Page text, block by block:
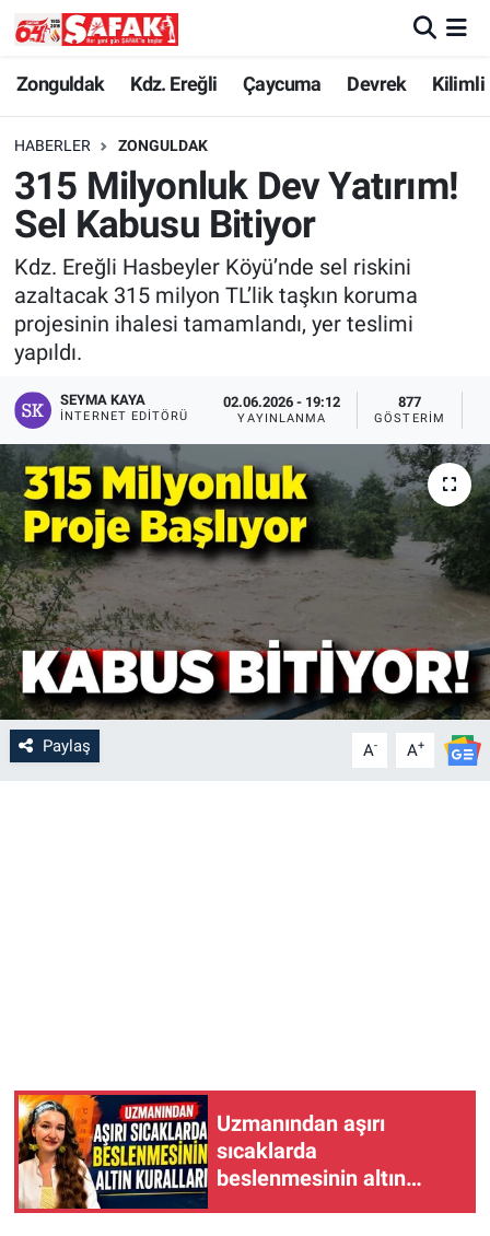
Zonguldak Kdz. Ereğli Çaycuma Devrek Kilimli
HABERLER ZONGULDAK
315 Milyonluk Dev Yatırım!
Sel Kabusu Bitiyor
Kdz. Ereğli Hasbeyler Köyü’nde sel riskini
azaltacak 315 milyon TL’lik taşkın koruma
projesinin ihalesi tamamlandı, yer teslimi
yapıldı.
SEYMA KAYA
İNTERNET EDITÖRÜ
02.06.2026 - 19:12
YAYINLANMA
877
GÖSTERIM
Paylaş A- A+
Uzmanından aşırı
sıcaklarda
beslenmesinin altın
Zonguldak
Kdz. Ereğli
Çaycuma
Kilimli
Asayiş
Spor
Resmi İlan
Zonguldak Nöbetçi Eczaneler
Zonguldak Hava Durumu
Zonguldak Namaz Vakitleri
Zonguldak Trafik Yoğunluk Haritası
Süper Lig Puan Durumu ve Fikstür
Tüm Manşetler
Son Dakika Haberleri
Haber Arşivi